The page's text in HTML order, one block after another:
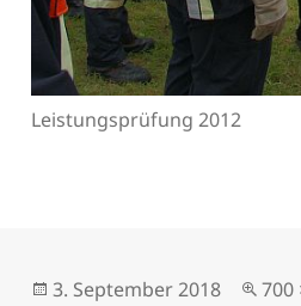
Leistungsprüfung 2012
Veröffentlicht
3. September 2018 700